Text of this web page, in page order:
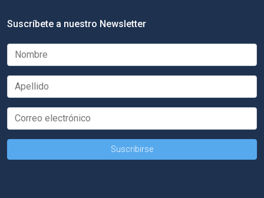
Suscríbete a nuestro Newsletter